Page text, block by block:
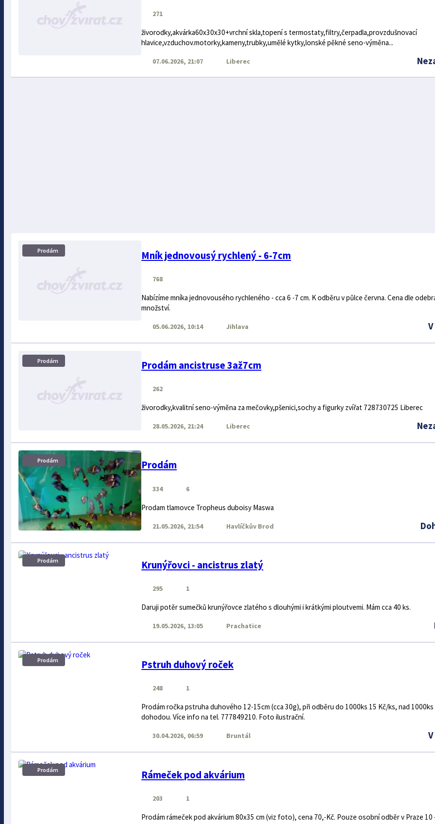
271
živorodky,akvárka60x30x30+vrchní skla,topení s termostaty,filtry,čerpadla,provzdušnovací
hlavice,vzduchov.motorky,kameny,trubky,umělé kytky,lonské pěkné seno-výměna...
Liberec
07.06.2026, 21:07
Prodám Mník jednovousý rychlený - 6-7cm
768
Nabízíme mníka jednovousého rychleného - cca 6 -7 cm. K odběru v půlce června. Cena dle
množství.
Jihlava
05.06.2026, 10:14
Prodám Prodám ancistruse 3až7cm
262
živorodky,kvalitní seno-výměna za mečovky,pšenici,sochy a figurky zvířat 728730725 Liberec
Liberec
28.05.2026, 21:24
Prodám Prodám
334 6
Prodam tlamovce Tropheus duboisy Maswa
Havlíčkův Brod
21.05.2026, 21:54
Prodám Krunýřovci - ancistrus zlatý
295 1
Daruji potěr sumečků krunýřovce zlatého s dlouhými i krátkými ploutvemi. Mám cca 40 ks.
Prachatice
19.05.2026, 13:05
Prodám Pstruh duhový roček
248 1
Prodám ročka pstruha duhového 12-15cm (cca 30g), při odběru do 1000ks 15 Kč/ks, nad 1000ks
dohodou. Více info na tel. 777849210. Foto ilustrační.
Bruntál
30.04.2026, 06:59
Prodám Rámeček pod akvárium
203 1
Prodám rámeček pod akvárium 80x35 cm (viz foto), cena 70,-Kč. Pouze osobní odběr v Praze 10